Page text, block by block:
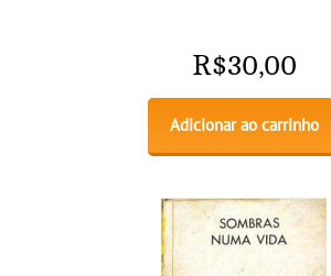
R$30,00
Adicionar ao carrinho